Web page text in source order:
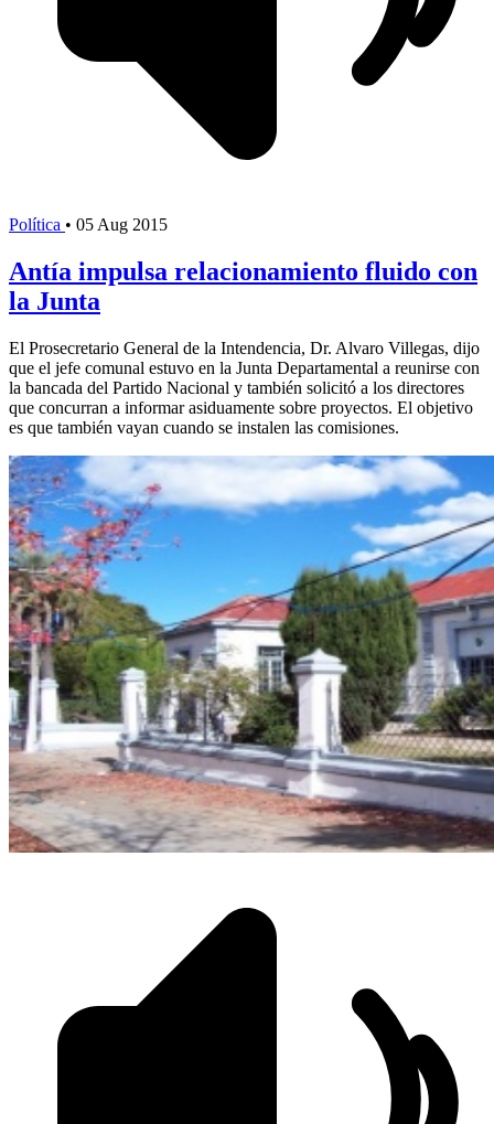
Política • 05 Aug 2015
Antía impulsa relacionamiento fluido con
la Junta
El Prosecretario General de la Intendencia, Dr. Alvaro Villegas, dijo
que el jefe comunal estuvo en la Junta Departamental a reunirse con
la bancada del Partido Nacional y también solicitó a los directores
que concurran a informar asiduamente sobre proyectos. El objetivo
es que también vayan cuando se instalen las comisiones.